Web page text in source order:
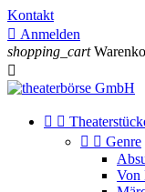
Kontakt
 Anmelden
shopping_cart

 
  Genre
Von